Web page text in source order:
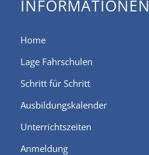
INFORMATIONEN
Home
Lage Fahrschulen
Schritt für Schritt
Ausbildungskalender
Unterrichtszeiten
Anmeldung